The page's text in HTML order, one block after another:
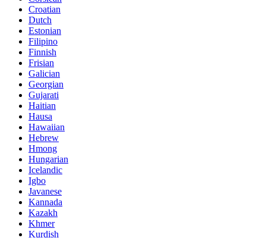
Croatian
Dutch
Estonian
Filipino
Finnish
Frisian
Galician
Georgian
Gujarati
Haitian
Hausa
Hawaiian
Hebrew
Hmong
Hungarian
Icelandic
Igbo
Javanese
Kannada
Kazakh
Khmer
Kurdish